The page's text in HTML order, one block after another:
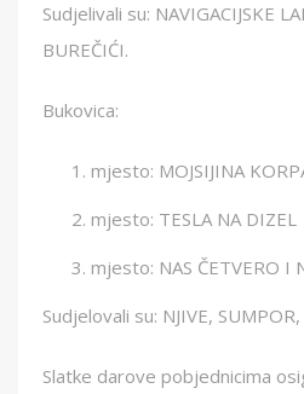
Sudjelivali su: NAVIGACIJSKE
BUREČIĆI.
Bukovica:
mjesto: MOJSIJINA
mjesto: TESLA NA DIZEL
mjesto: NAS ČETVERO I
Sudjelovali su: NJIVE, SUMPOR,
Slatke darove pobjednicima